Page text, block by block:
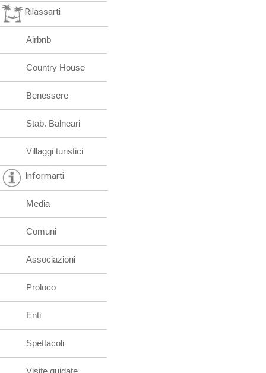
Rilassarti
Airbnb
Country House
Benessere
Stab. Balneari
Villaggi turistici
Informarti
Media
Comuni
Associazioni
Proloco
Enti
Spettacoli
Visite guidate